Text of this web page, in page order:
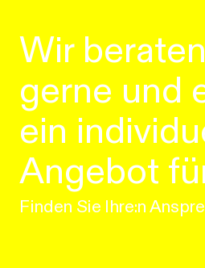
Wir
gerne und
ein
Angebot
Finden Sie Ihre:n